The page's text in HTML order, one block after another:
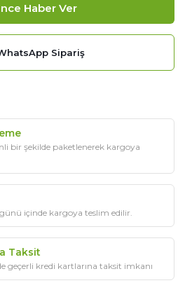
Haber Ver
Sipariş
bir şekilde paketlenerek kargoya
içinde kargoya teslim edilir.
Taksit
geçerli kredi kartlarına taksit imkanı